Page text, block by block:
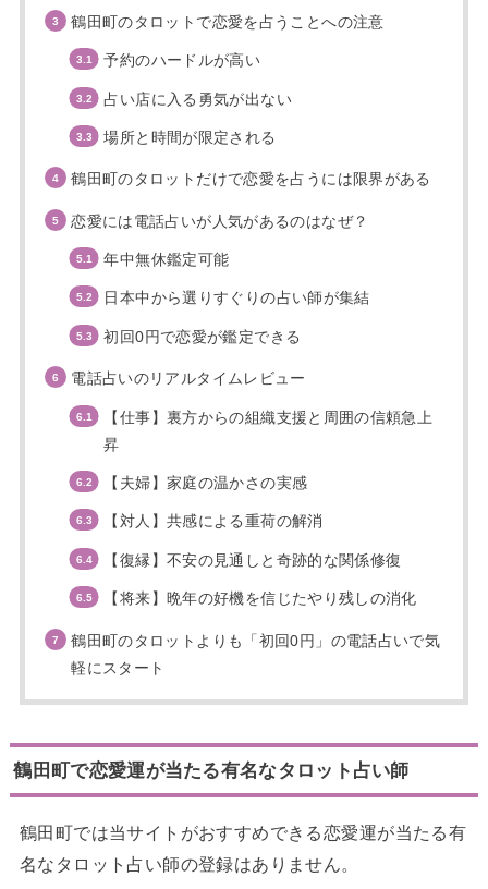
鶴田町のタロットで恋愛を占うことへの注意
予約のハードルが高い
占い店に入る勇気が出ない
場所と時間が限定される
鶴田町のタロットだけで恋愛を占うには限界がある
恋愛には電話占いが人気があるのはなぜ？
年中無休鑑定可能
日本中から選りすぐりの占い師が集結
初回0円で恋愛が鑑定できる
電話占いのリアルタイムレビュー
【仕事】裏方からの組織支援と周囲の信頼急上
昇
【夫婦】家庭の温かさの実感
【対人】共感による重荷の解消
【復縁】不安の見通しと奇跡的な関係修復
【将来】晩年の好機を信じたやり残しの消化
鶴田町のタロットよりも「初回0円」の電話占いで気
軽にスタート
鶴田町で恋愛運が当たる有名なタロット占い師
鶴田町では当サイトがおすすめできる恋愛運が当たる有
名なタロット占い師の登録はありません。